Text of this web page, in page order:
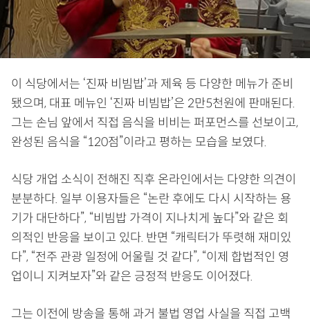
이 식당에서는 ‘진짜 비빔밥’과 제육 등 다양한 메뉴가 준비
됐으며, 대표 메뉴인 ‘진짜 비빔밥’은 2만5천원에 판매된다.
그는 손님 앞에서 직접 음식을 비비는 퍼포먼스를 선보이고,
완성된 음식을 “120점”이라고 평하는 모습을 보였다.
식당 개업 소식이 전해진 직후 온라인에서는 다양한 의견이
분분하다. 일부 이용자들은 “논란 후에도 다시 시작하는 용
기가 대단하다”, “비빔밥 가격이 지나치게 높다”와 같은 회
의적인 반응을 보이고 있다. 반면 “캐릭터가 뚜렷해 재미있
다”, “전주 관광 일정에 어울릴 것 같다”, “이제 합법적인 영
업이니 지켜보자”와 같은 긍정적 반응도 이어졌다.
그는 이전에 방송을 통해 과거 불법 영업 사실을 직접 고백